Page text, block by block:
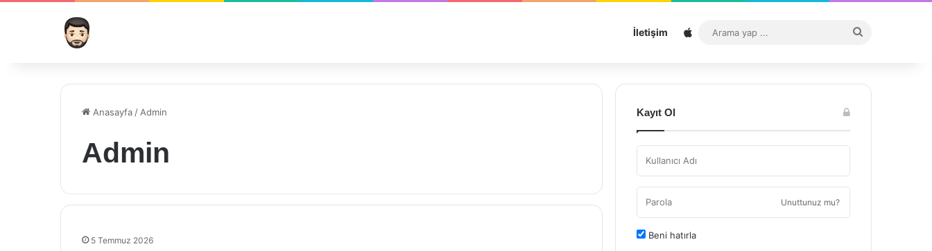
İletişim Sitemap
...
Anasayfa / Admin
Admin
5 Temmuz 2026
Kayıt Ol
Unuttunuz mu?
Beni hatırla